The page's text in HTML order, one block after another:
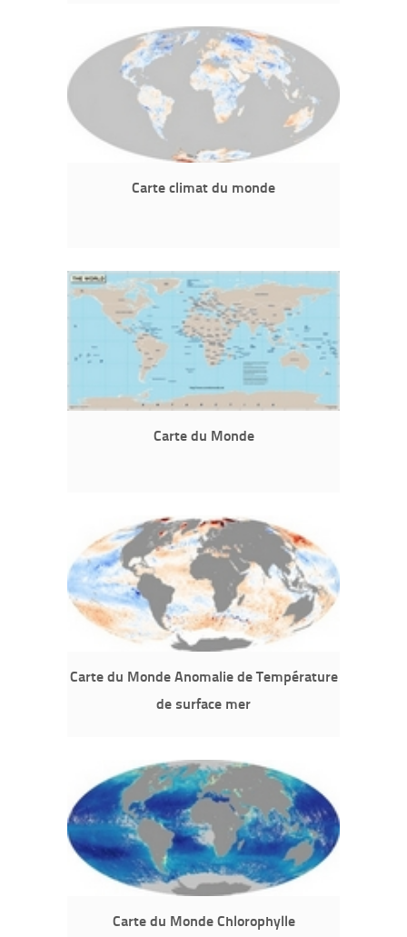
Carte climat du monde
Carte du Monde
Carte du Monde Anomalie de Température
de surface mer
Carte du Monde Chlorophylle